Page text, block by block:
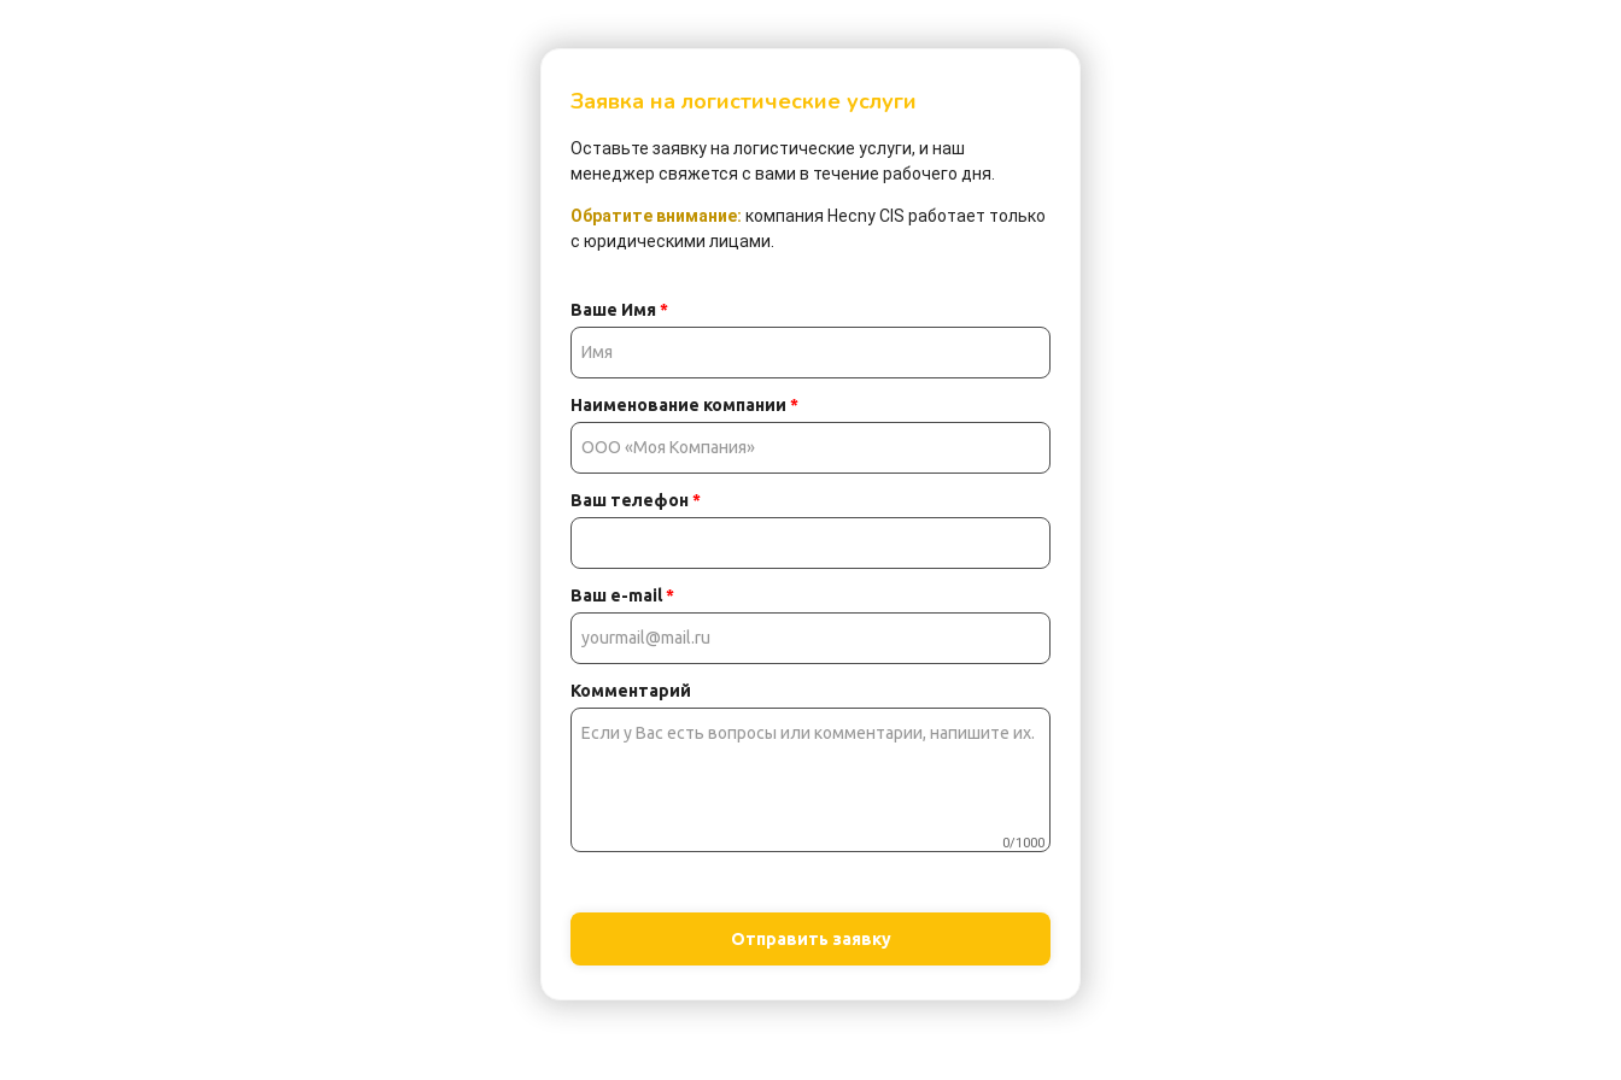
Заявка на логистические услуги
Оставьте заявку на логистические услуги, и наш
менеджер свяжется с вами в течение рабочего дня.
Обратите внимание: компания Hecny CIS работает только
с юридическими лицами.
Ваше Имя*
Наименование компании *
Ваш телефон*
Ваш e-mail*
Комментарий
0/1000
Отправить заявку